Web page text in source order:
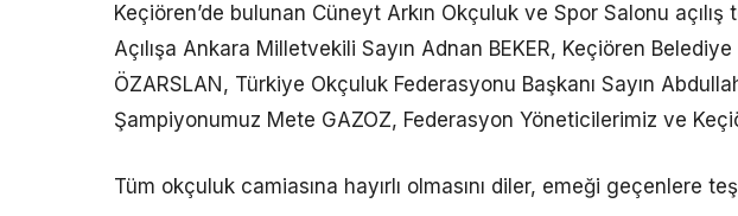
Keçiören’de bulunan Cüneyt Arkın Okçuluk ve Spor Salonu
Açılışa Ankara Milletvekili Sayın Adnan BEKER, Keçiören Belediye
ÖZARSLAN, Türkiye Okçuluk Federasyonu Başkanı Sayın
Şampiyonumuz Mete GAZOZ, Federasyon Yöneticilerimiz ve
Tüm okçuluk camiasına hayırlı olmasını diler, emeği geçenlere